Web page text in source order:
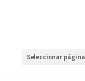
Seleccionar página